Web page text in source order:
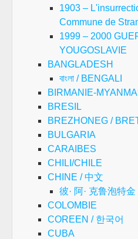
1903 –
Commune de
1999 – 2000
YOUGOSLAVIE
BANGLADESH
বাংলা / BENGALI
BIRMANIE-
BRESIL
BREZHONEG /
BULGARIA
CARAIBES
CHILI/CHILE
CHINE / 中文
彼· 阿· 克鲁泡特
COLOMBIE
COREEN / 한국어
CUBA